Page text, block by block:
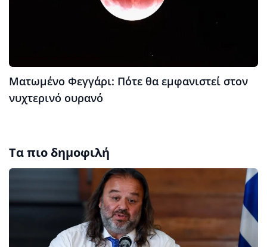
Ματωμένο Φεγγάρι: Πότε θα εμφανιστεί στον
νυχτερινό ουρανό
Τα πιο δημοφιλή